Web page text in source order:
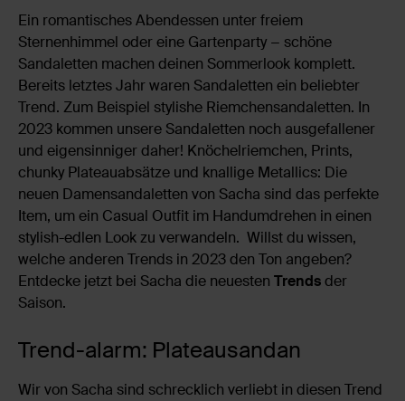
Ein romantisches Abendessen unter freiem
Sternenhimmel oder eine Gartenparty − schöne
Sandaletten machen deinen Sommerlook komplett.
Bereits letztes Jahr waren Sandaletten ein beliebter
Trend. Zum Beispiel stylishe Riemchensandaletten. In
2023 kommen unsere Sandaletten noch ausgefallener
und eigensinniger daher! Knöchelriemchen, Prints,
chunky Plateauabsätze und knallige Metallics: Die
neuen Damensandaletten von Sacha sind das perfekte
Item, um ein Casual Outfit im Handumdrehen in einen
stylish-edlen Look zu verwandeln. Willst du wissen,
welche anderen Trends in 2023 den Ton angeben?
Entdecke jetzt bei Sacha die neuesten Trendsder
Saison.
Trend-alarm: Plateausandan
Wir von Sacha sind schrecklich verliebt in diesen Trend